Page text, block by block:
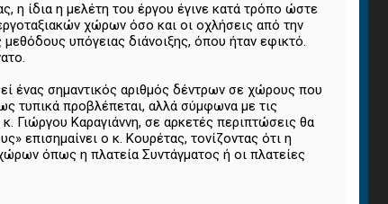
η ίδια η μελέτη του έργου έγινε κατά τρόπο ώστε
χώρων όσο και οι οχλήσεις από την
υπόγειας διάνοιξης, όπου ήταν εφικτό.
ένας σημαντικός αριθμός δέντρων σε χώρους που
τυπικά προβλέπεται, αλλά σύμφωνα με τις
Καραγιάννη, σε αρκετές περιπτώσεις θα
επισημαίνει ο κ. Κουρέτας, τονίζοντας ότι η
όπως η πλατεία Συντάγματος ή οι πλατείες